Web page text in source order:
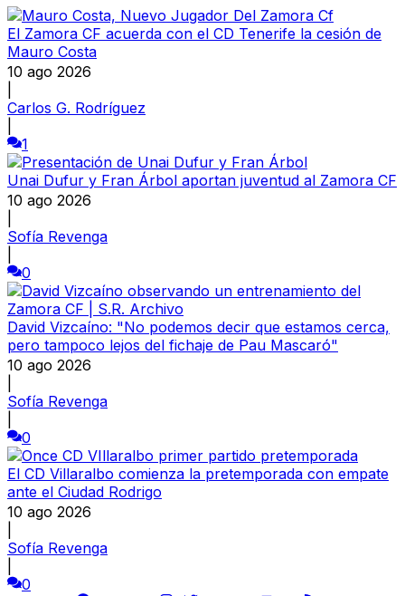
El Zamora CF acuerda con el CD Tenerife la cesión de
Mauro Costa
10 ago 2026
Carlos G. Rodríguez
1
Unai Dufur y Fran Árbol aportan juventud al Zamora CF
10 ago 2026
Sofía Revenga
0
David Vizcaíno: "No podemos decir que estamos cerca,
pero tampoco lejos del fichaje de Pau Mascaró"
10 ago 2026
Sofía Revenga
0
El CD Villaralbo comienza la pretemporada con empate
ante el Ciudad Rodrigo
10 ago 2026
Sofía Revenga
0